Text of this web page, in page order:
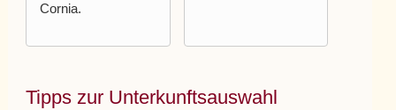
Cornia.
Tipps zur Unterkunftsauswahl